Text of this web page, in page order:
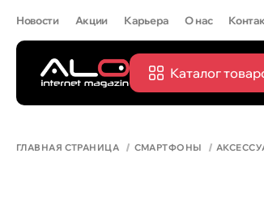
Новости Акции Карьера О нас
Каталог
ГЛАВНАЯ СТРАНИЦА СМАРТФОНЫ